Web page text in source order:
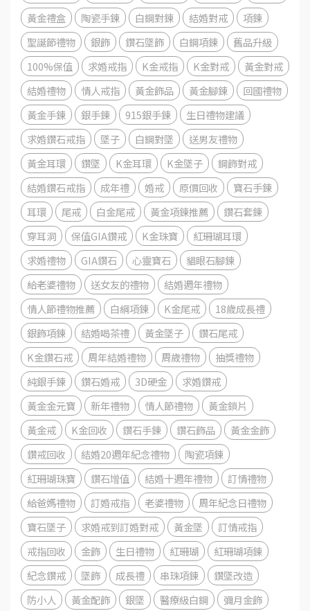
黃金禮盒
陶瓷手鍊 白鋼對鍊 結婚對戒
項鍊
聖誕節禮物
銀飾 鑽石墜飾 白鋼項鍊
舊品升級
100%保值
求婚戒指 K金戒指 K金對戒
黃金對戒
結婚禮物
情人戒指 黃金飾品 黃金腳鍊
回國禮物
黃金手鍊
銀手鍊 915銀手鍊
生日禮物建議
求婚鑽石戒指
墜子 白鋼對墜
送男友禮物
黃金耳環
鑽墜 K金耳環 K金墜子
鋼飾對戒
結婚鑽石戒指
成年禮 婚戒 原價回收
寶石手鍊
耳環
尾戒 白金尾戒 黃金項鍊推薦
鑽石套鍊
穿耳洞
保值GIA鑽戒 K金珠寶
紅珊瑚耳環
求婚禮物
GIA鑽石 心靈寶石
貓眼石腳鍊
給老婆禮物
送女友的禮物
結婚週年禮物
情人節禮物推薦
白綱項鍊 K金尾戒
18歲成長禮
銀飾項鍊
結婚喝茶禮 黃金墜子
鑽石尾戒
K金鑽石戒
周年結婚禮物 周歲禮物
抽獎禮物
純銀手鍊
鑽石婚戒 3D硬金
求婚鑽戒
黃金金元寶
新年禮物 情人節禮物
黃金鎖片
黃金戒
K金回收 鑽石手鍊 鑽石飾品
黃金金飾
鑽戒回收
結婚20週年紀念禮物
陶瓷項鍊
紅珊瑚珠寶
鑽石增值 結婚十週年禮物
訂情禮物
給爸媽禮物
訂婚戒指 老婆禮物
周年紀念日禮物
寶石墜子
求婚戒到訂婚對戒 黃金墜
訂情戒指
戒指回收
金飾 生日禮物 紅珊瑚
紅珊瑚項鍊
紀念鑽戒
墜飾 成長禮 串珠項鍊
鑽墜改造
防小人
黃金配飾 銀墜 醫療級白鋼
彌月金飾